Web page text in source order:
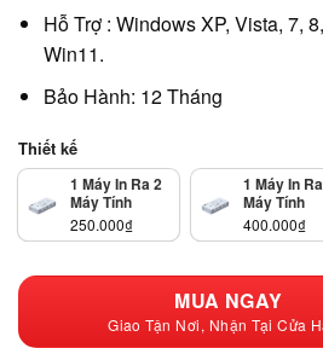
Hỗ Trợ : Windows XP, Vista, 7,
Win11.
Bảo Hành: 12 Tháng
Thiết kế
1 Máy In Ra 2
Máy Tính
250.000₫
1 Máy In
Máy Tính
400.000₫
MUA NGAY
Giao Tận Nơi, Nhận Tại Cửa